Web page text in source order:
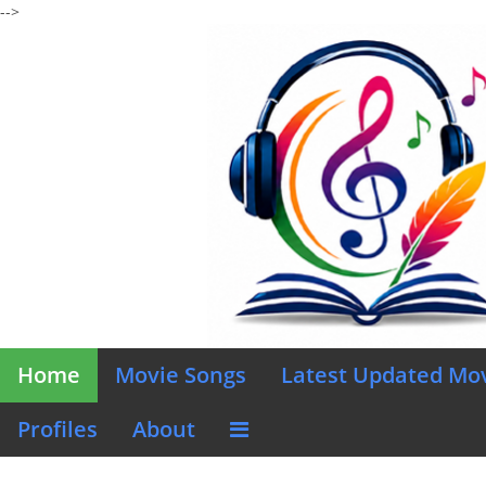
-->
Home Movie Songs
Latest Updated
Profiles
About